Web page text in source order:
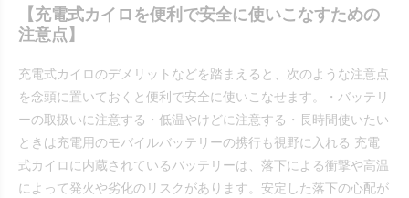
【充電式カイロを便利で安全に使いこなすための
注意点】
充電式カイロのデメリットなどを踏まえると、次のような注意点
を念頭に置いておくと便利で安全に使いこなせます。・バッテリ
ーの取扱いに注意する・低温やけどに注意する・長時間使いたい
ときは充電用のモバイルバッテリーの携行も視野に入れる 充電
式カイロに内蔵されているバッテリーは、落下による衝撃や高温
によって発火や劣化のリスクがあります。安定した落下の心配が